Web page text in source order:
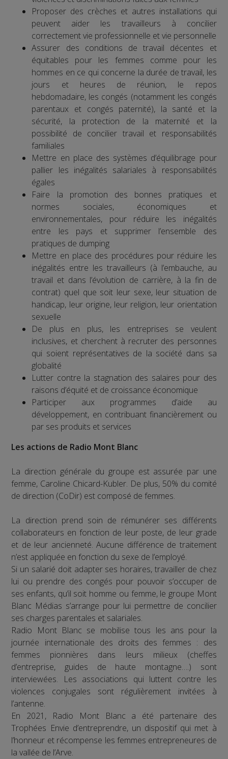
Proposer des crèches et autres installations qui
peuvent aider les travailleurs à concilier
correctement vie professionnelle et vie personnelle
Assurer des conditions de travail décentes et
équitables pour les femmes comme pour les
hommes en ce qui concerne la durée de travail, les
jours et heures de réunion, le repos
hebdomadaire, les congés (notamment les congés
parentaux et congés paternité), la santé et la
sécurité, la protection de la maternité et la
possibilité de concilier travail et responsabilités
familiales
Mettre en place des systèmes d’équilibrage pour
pallier les inégalités salariales à responsabilités
égales
Faire la promotion des bonnes pratiques et
normes sociales, économiques et
environnementales, pour réduire les inégalités
entre les pays et supprimer l’ensemble des
pratiques de dumping
Mettre en place des procédures pour réduire les
inégalités entre les travailleurs (à l’embauche, au
travail et dans l’évolution de carrière, à la fin de
contrat) quel que soit leur sexe, leur situation de
handicap, leur origine, leur religion, leur orientation
sexuelle
De plus en plus, les entreprises se veulent
inclusives, et cherchent à recruter des personnes
qui soient représentatives de la société dans sa
globalité
Lutter contre la stagnation des salaires pour des
raisons d’équité et de croissance économique
Participer aux programmes d’aide au
développement, en contribuant financièrement ou
par ses produits et services
Les actions de Radio Mont Blanc
La direction générale du groupe est assurée par une
femme, Caroline Chicard-Kubler. De plus, 50% du comité
de direction (CoDir) est composé de femmes.
La direction prend soin de rémunérer ses différents
collaborateurs en fonction de leur poste, de leur grade
et de leur ancienneté. Aucune différence de traitement
n’est appliquée en fonction du sexe de l’employé.
Si un salarié doit adapter ses horaires, travailler de chez
lui ou prendre des congés pour pouvoir s’occuper de
ses enfants, qu’il soit homme ou femme, le groupe Mont
Blanc Médias s’arrange pour lui permettre de concilier
ses charges parentales et salariales.
Radio Mont Blanc se mobilise tous les ans pour la
journée internationale des droits des femmes : des
femmes pionnières dans leurs milieux (cheffes
d’entreprise, guides de haute montagne….) sont
interviewées. Les associations qui luttent contre les
violences conjugales sont régulièrement invitées à
l’antenne.
En 2021, Radio Mont Blanc a été partenaire des
Trophées Envie d’entreprendre, un dispositif qui met à
l’honneur et récompense les femmes entrepreneures de
la vallée de l’Arve.